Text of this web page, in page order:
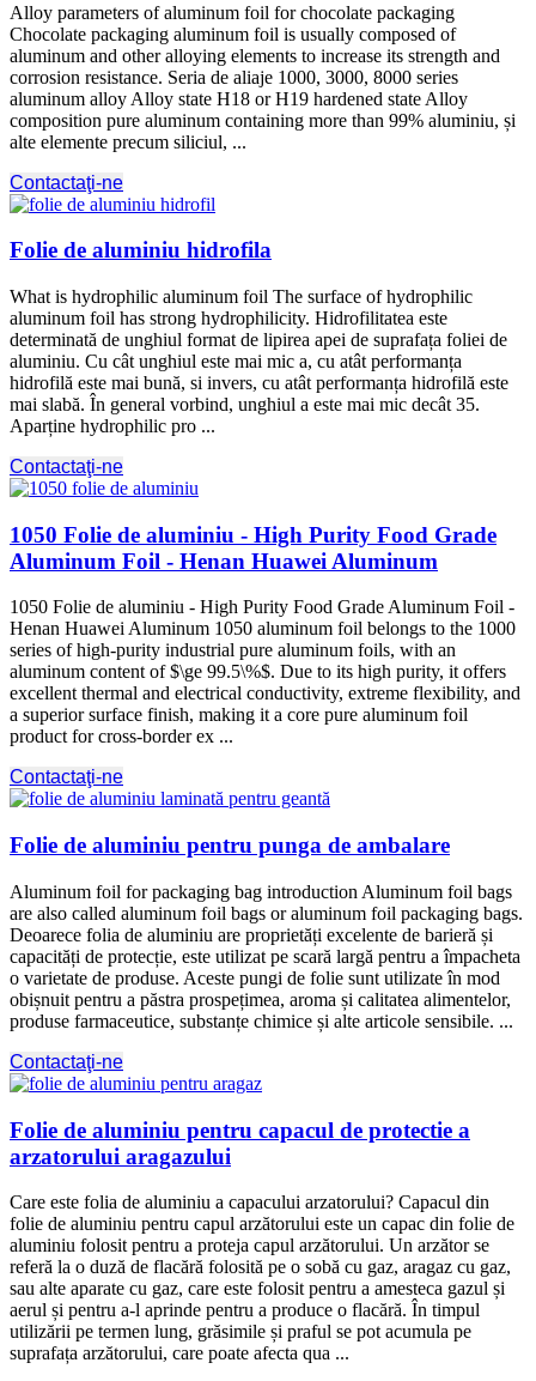
Alloy parameters of aluminum foil for chocolate packaging
Chocolate packaging aluminum foil is usually composed of
aluminum and other alloying elements to increase its strength and
corrosion resistance. Seria de aliaje 1000, 3000, 8000 series
aluminum alloy Alloy state H18 or H19 hardened state Alloy
composition pure aluminum containing more than 99% aluminiu, și
alte elemente precum siliciul, ...
Contactaţi-ne
Folie de aluminiu hidrofila
What is hydrophilic aluminum foil The surface of hydrophilic
aluminum foil has strong hydrophilicity. Hidrofilitatea este
determinată de unghiul format de lipirea apei de suprafața foliei de
aluminiu. Cu cât unghiul este mai mic a, cu atât performanța
hidrofilă este mai bună, si invers, cu atât performanța hidrofilă este
mai slabă. În general vorbind, unghiul a este mai mic decât 35.
Aparține hydrophilic pro ...
Contactaţi-ne
1050 Folie de aluminiu - High Purity Food Grade
Aluminum Foil - Henan Huawei Aluminum
1050 Folie de aluminiu - High Purity Food Grade Aluminum Foil -
Henan Huawei Aluminum 1050 aluminum foil belongs to the 1000
series of high-purity industrial pure aluminum foils, with an
aluminum content of $\ge 99.5\%$. Due to its high purity, it offers
excellent thermal and electrical conductivity, extreme flexibility, and
a superior surface finish, making it a core pure aluminum foil
product for cross-border ex ...
Contactaţi-ne
Folie de aluminiu pentru punga de ambalare
Aluminum foil for packaging bag introduction Aluminum foil bags
are also called aluminum foil bags or aluminum foil packaging bags.
Deoarece folia de aluminiu are proprietăți excelente de barieră și
capacități de protecție, este utilizat pe scară largă pentru a împacheta
o varietate de produse. Aceste pungi de folie sunt utilizate în mod
obișnuit pentru a păstra prospețimea, aroma și calitatea alimentelor,
produse farmaceutice, substanțe chimice și alte articole sensibile. ...
Contactaţi-ne
Folie de aluminiu pentru capacul de protectie a
arzatorului aragazului
Care este folia de aluminiu a capacului arzatorului? Capacul din
folie de aluminiu pentru capul arzătorului este un capac din folie de
aluminiu folosit pentru a proteja capul arzătorului. Un arzător se
referă la o duză de flacără folosită pe o sobă cu gaz, aragaz cu gaz,
sau alte aparate cu gaz, care este folosit pentru a amesteca gazul și
aerul și pentru a-l aprinde pentru a produce o flacără. În timpul
utilizării pe termen lung, grăsimile și praful se pot acumula pe
suprafața arzătorului, care poate afecta qua ...